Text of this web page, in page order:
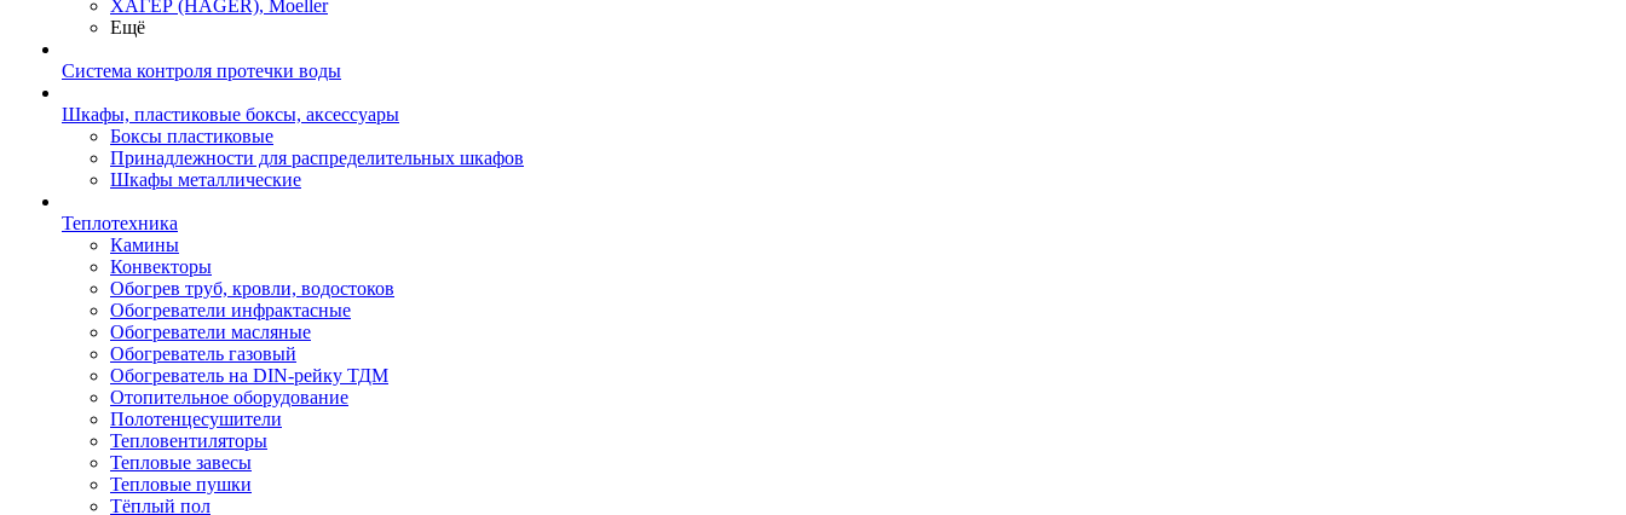
ХАГЕР (HAGER), Moeller
Ещё
Система контроля протечки воды
Шкафы, пластиковые боксы, аксессуары
Боксы пластиковые
Принадлежности для распределительных шкафов
Шкафы металлические
Теплотехника
Камины
Конвекторы
Обогрев труб, кровли, водостоков
Обогреватели инфрактасные
Обогреватели масляные
Обогреватель газовый
Обогреватель на DIN-рейку ТДМ
Отопительное оборудование
Полотенцесушители
Тепловентиляторы
Тепловые завесы
Тепловые пушки
Тёплый пол